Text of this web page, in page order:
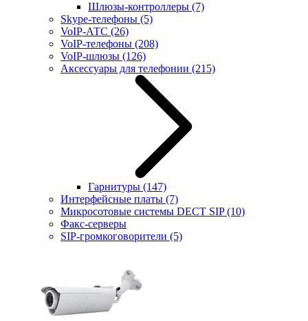
Шлюзы-контроллеры (7)
Skype-телефоны (5)
VoIP-АТС (26)
VoIP-телефоны (208)
VoIP-шлюзы (126)
Аксессуары для телефонии (215)
Гарнитуры (147)
Интерфейсные платы (7)
Микросотовые системы DECT SIP(10)
Факс-серверы
SIP-громкоговорители (5)